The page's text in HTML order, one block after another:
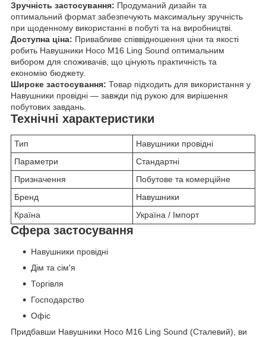
Зручність застосування: Продуманий дизайн та
оптимальний формат забезпечують максимальну зручність
при щоденному використанні в побуті та на виробництві.
Доступна ціна: Привабливе співвідношення ціни та якості
робить Навушники Hoco M16 Ling Sound оптимальним
вибором для споживачів, що цінують практичність та
економію бюджету.
Широке застосування: Товар підходить для використання у
Навушники провідні — завжди під рукою для вирішення
побутових завдань.
Технічні характеристики
Тип
Навушники провідні
Параметри
Стандартні
Призначення
Побутове та комерційне
Бренд
Навушники
Країна
Україна / Імпорт
Сфера застосування
Навушники провідні
Дім та сім'я
Торгівля
Господарство
Офіс
Придбавши Навушники Hoco M16 Ling Sound (Сталевий), ви